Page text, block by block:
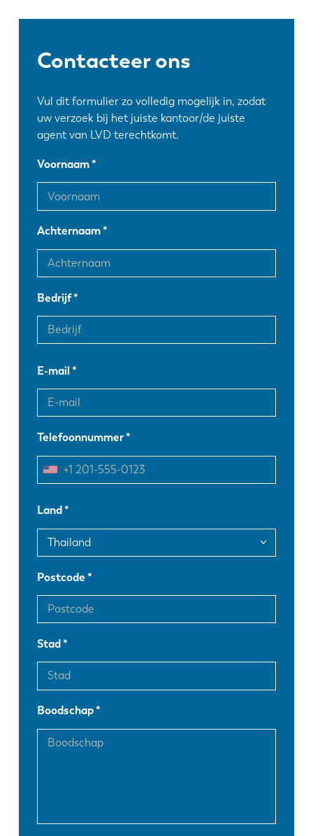
Contacteer ons
Vul dit formulier zo volledig mogelijk in, zodat
uw verzoek bij het juiste kantoor/de juiste
agent van LVD terechtkomt.
Voornaam
Achternaam
Bedrijf
E-mail
Telefoonnummer
Land
Postcode
Stad
Boodschap
DE
KO